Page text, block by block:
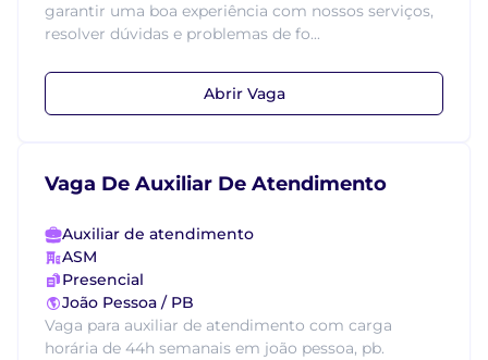
garantir uma boa experiência com nossos serviços,
resolver dúvidas e problemas de fo...
Abrir Vaga
Vaga De Auxiliar De Atendimento
Auxiliar de atendimento
ASM
Presencial
João Pessoa / PB
Vaga para auxiliar de atendimento com carga
horária de 44h semanais em joão pessoa, pb.